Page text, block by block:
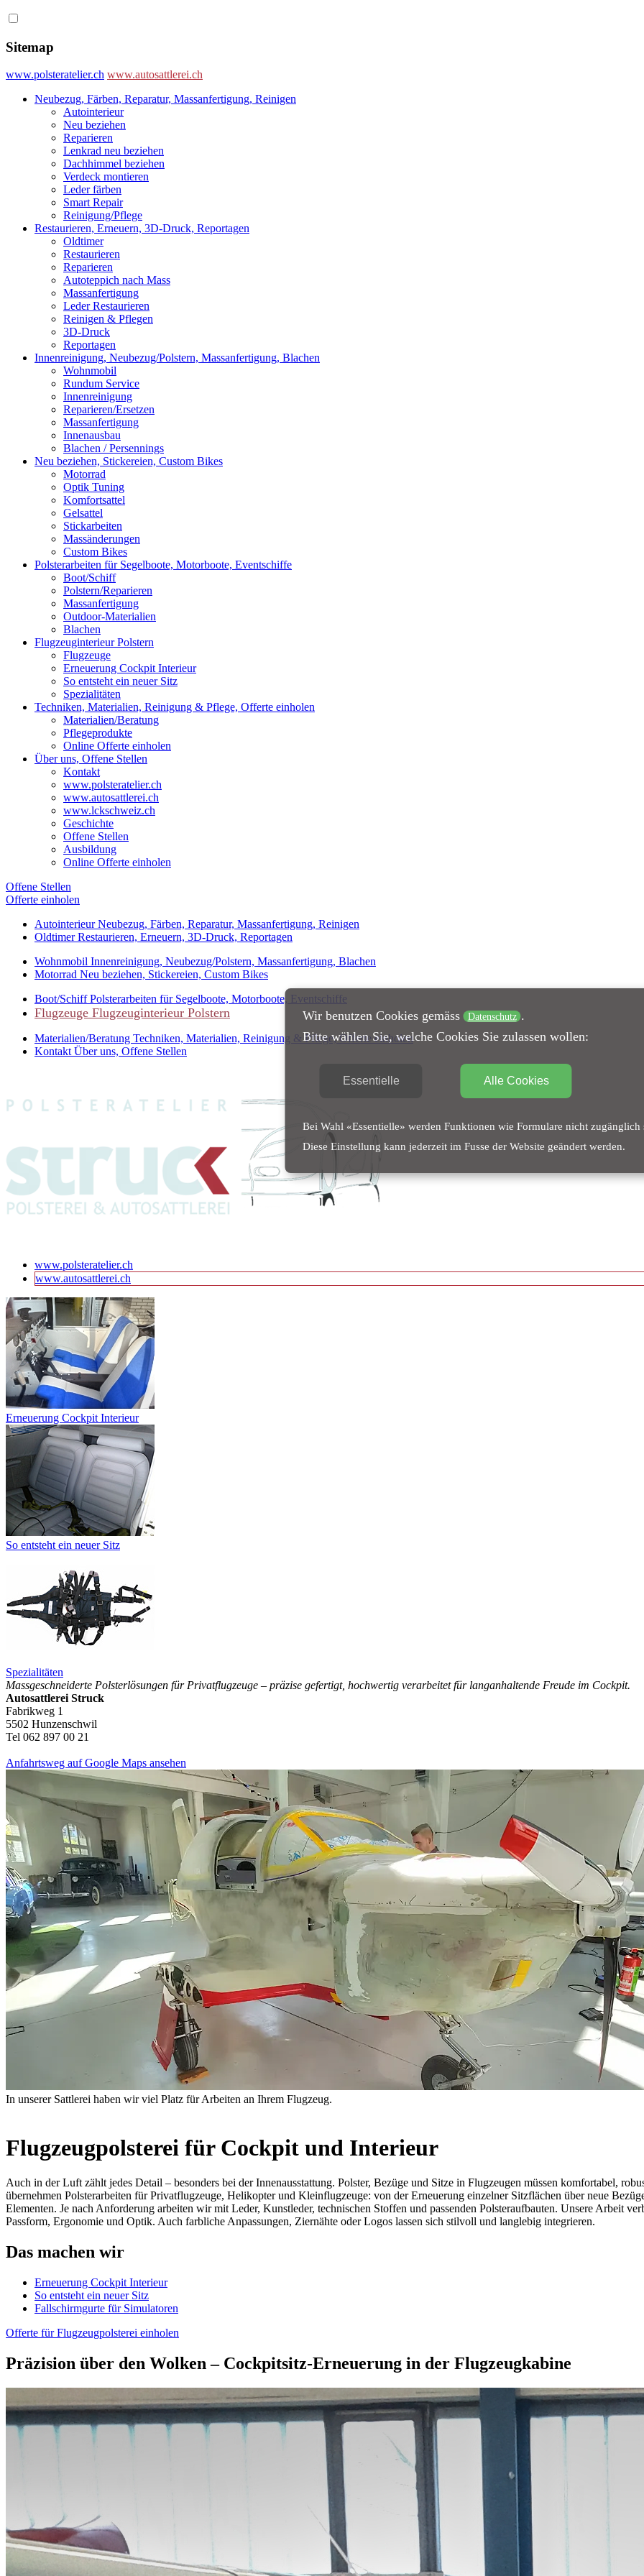
Sitemap
www.polsteratelier.ch www.autosattlerei.ch
Neubezug, Färben, Reparatur, Massanfertigung, Reinigen
Autointerieur
Neu beziehen
Reparieren
Lenkrad neu beziehen
Dachhimmel beziehen
Verdeck montieren
Leder färben
Smart Repair
Reinigung/Pflege
Restaurieren, Erneuern, 3D-Druck, Reportagen
Oldtimer
Restaurieren
Reparieren
Autoteppich nach Mass
Massanfertigung
Leder Restaurieren
Reinigen & Pflegen
3D-Druck
Reportagen
Innenreinigung, Neubezug/Polstern, Massanfertigung, Blachen
Wohnmobil
Rundum Service
Innenreinigung
Reparieren/Ersetzen
Massanfertigung
Innenausbau
Blachen / Persennings
Neu beziehen, Stickereien, Custom Bikes
Motorrad
Optik Tuning
Komfortsattel
Gelsattel
Stickarbeiten
Massänderungen
Custom Bikes
Polsterarbeiten für Segelboote, Motorboote, Eventschiffe
Boot/Schiff
Polstern/Reparieren
Massanfertigung
Outdoor-Materialien
Blachen
Flugzeuginterieur Polstern
Flugzeuge
Erneuerung Cockpit Interieur
So entsteht ein neuer Sitz
Spezialitäten
Techniken, Materialien, Reinigung & Pflege, Offerte einholen
Materialien/Beratung
Pflegeprodukte
Online Offerte einholen
Über uns, Offene Stellen
Kontakt
www.polsteratelier.ch
www.autosattlerei.ch
www.lckschweiz.ch
Geschichte
Offene Stellen
Ausbildung
Online Offerte einholen
Offene Stellen
Offerte einholen
AutointerieurNeubezug, Färben, Reparatur, Massanfertigung, Reinigen
OldtimerRestaurieren, Erneuern, 3D-Druck, Reportagen
Wohnmobil Innenreinigung, Neubezug/Polstern, Massanfertigung, Blachen
Motorrad Neu beziehen, Stickereien, Custom Bikes
Boot/SchiffPolsterarbeiten für Segelboote, Motorboote, Eventschiffe
Flugzeuge Flugzeuginterieur Polstern
Materialien/Beratung Techniken, Materialien, Reinigung & Pflege, Offerte einholen
KontaktÜber uns, Offene Stellen
www.polsteratelier.ch
www.autosattlerei.ch
Erneuerung Cockpit Interieur
So entsteht ein neuer Sitz
Spezialitäten
Massgeschneiderte Polsterlösungen für Privatflugzeuge – präzise gefertigt, hochwertig verarbeitet für langanhaltende Freude im Cockpit.
Autosattlerei Struck
Fabrikweg 1
5502 Hunzenschwil
Tel 062 897 00 21
Anfahrtsweg auf Google Maps ansehen
In unserer Sattlerei haben wir viel Platz für Arbeiten an Ihrem Flugzeug.
Flugzeugpolsterei für Cockpit und Interieur
Auch in der Luft zählt jedes Detail – besonders bei der Innenausstattung. Polster, Bezüge und Sitze in Flugzeugen müssen komfortabel,
übernehmen Polsterarbeiten für Privatflugzeuge, Helikopter und Kleinflugzeuge: von der Erneuerung einzelner Sitzflächen über neue
Elementen. Je nach Anforderung arbeiten wir mit Leder, Kunstleder, technischen Stoffen und passenden Polsteraufbauten. Unsere Arbeit
Passform, Ergonomie und Optik. Auch farbliche Anpassungen, Ziernähte oder Logos lassen sich stilvoll und langlebig integrieren.
Das machen wir
Erneuerung Cockpit Interieur
So entsteht ein neuer Sitz
Fallschirmgurte für Simulatoren
Offerte für Flugzeugpolsterei einholen
Präzision über den Wolken – Cockpitsitz-Erneuerung in der Flugzeugkabine
Wir benutzen Cookies gemäss Datenschutz .
Bitte wählen Sie, welche Cookies Sie zulassen wollen:
Essentielle Alle Cookies
Bei Wahl «Essentielle» werden Funktionen wie Formulare nicht zugänglich
Diese Einstellung kann jederzeit im Fusse der Website geändert werden.